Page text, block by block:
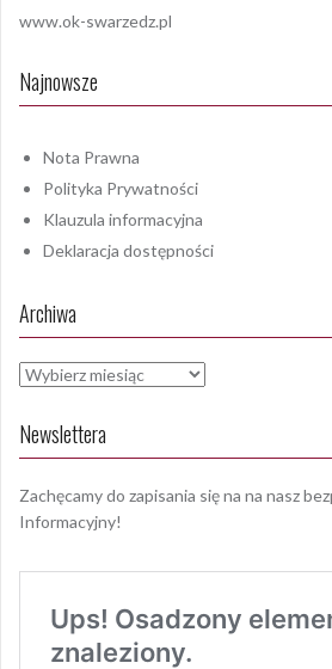
www.ok-swarzedz.pl
Najnowsze
Nota Prawna
Polityka Prywatności
Klauzula informacyjna
Deklaracja dostępności
Archiwa
Archiwa
Newslettera
Zachęcamy do zapisania się na na nasz
Informacyjny!